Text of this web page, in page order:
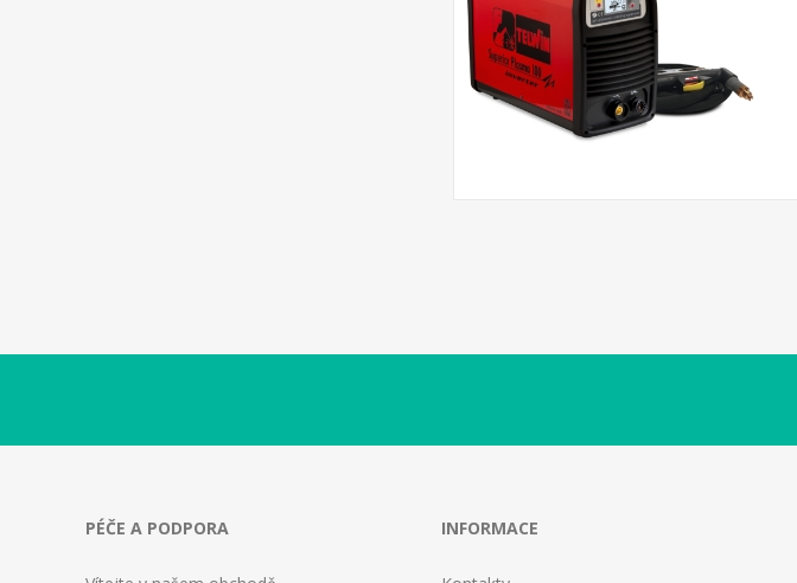
PÉČE A PODPORA INFORMACE